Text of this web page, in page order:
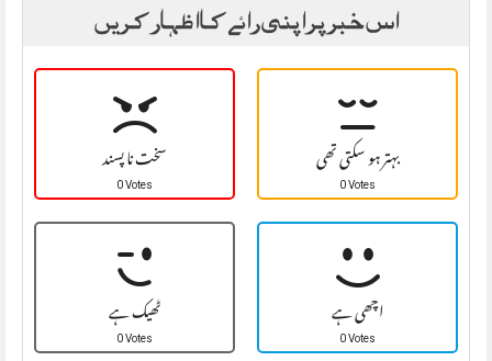
اس خبر پر اپنی رائے کا اظہار کریں
سخت نا پسند
0 Votes بہتر ہو سکتی تھی
0 Votes
ٹھیک ہے
0 Votes اچھی ہے
0 Votes